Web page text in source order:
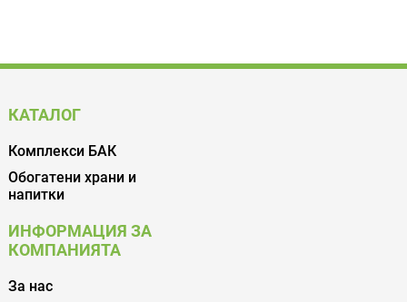
КАТАЛОГ
Комплекси БАК
Обогатени храни и
напитки
ИНФОРМАЦИЯ ЗА
КОМПАНИЯТА
За нас